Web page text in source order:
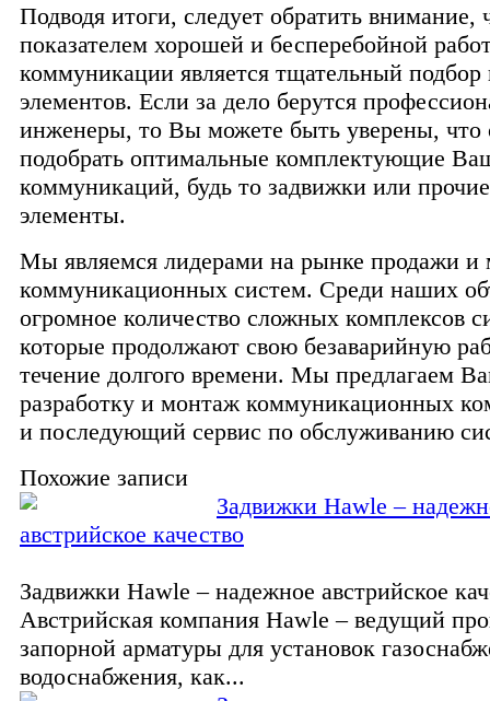
Подводя итоги, следует обратить внимание,
показателем хорошей и бесперебойной
коммуникации является тщательный подбор
элементов. Если за дело берутся
инженеры, то Вы можете быть уверены, что
подобрать оптимальные комплектующие
коммуникаций, будь то задвижки или
элементы.
Мы являемся лидерами на рынке продажи и
коммуникационных систем. Среди наших
огромное количество сложных комплексов
которые продолжают свою безаварийную
течение долгого времени. Мы предлагаем
разработку и монтаж коммуникационных
и последующий сервис по обслуживанию
Похожие записи
Задвижки Hawle –
австрийское качество
Задвижки Hawle – надежное австрийское
Австрийская компания Hawle – ведущий
запорной арматуры для установок
водоснабжения, как...